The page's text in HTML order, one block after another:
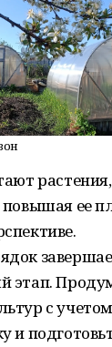
ее
этап.
с
и